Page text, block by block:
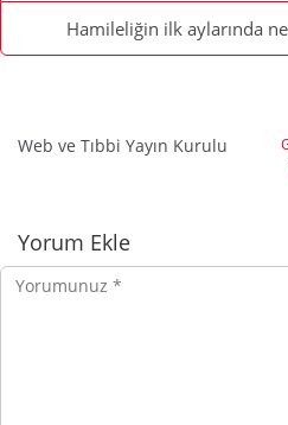
Hamileliğin ilk aylarında
Web ve Tıbbi Yayın Kurulu
Yorumlar
Yorum Ekle
Yorumunuz